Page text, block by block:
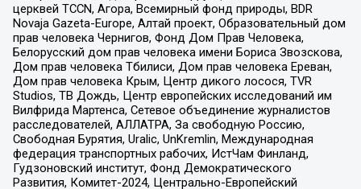
церквей TCCN, Агора, Всемирный фонд природы, BDR
Novaja Gazeta-Europe, Алтай проект, Образовательный дом
прав человека Чернигов, Фонд Дом Прав Человека,
Белорусский дом прав человека имени Бориса Звозскова,
Дом прав человека Тбилиси, Дом прав человека Ереван,
Дом прав человека Крым, Центр дикого лосося, TVR
Studios, ТВ Дождь, Центр европейских исследований им
Вилфрида Мартенса, Сетевое объединение журналистов
расследователей, АЛЛАТРА, За свободную Россию,
Свободная Бурятия, Uralic, UnKremlin, Международная
федерация транспортных рабочих, ИстЧам Финланд,
Гудзоновский институт, Фонд Демократического
Развития, Комитет-2024, Центрально-Европейский